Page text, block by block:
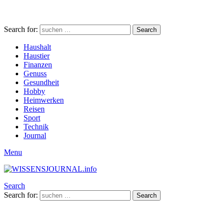
Search for: Search
Haushalt
Haustier
Finanzen
Genuss
Gesundheit
Hobby
Heimwerken
Reisen
Sport
Technik
Journal
Menu
Search
Search for:
Search